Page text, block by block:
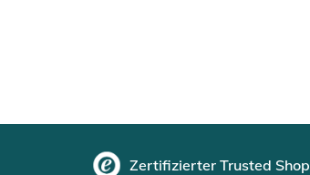
Zertifizierter Trusted Shop